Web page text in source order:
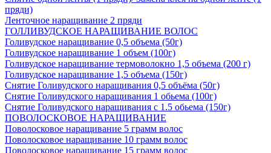
пряди)
Ленточное наращивание 2 пряди
ГОЛЛИВУДСКОЕ НАРАЩИВАНИЕ ВОЛОС
Голивудское наращивание 0,5 объема (50г)
Голивудское наращивание 1 объем (100г)
Голивудское наращивание термоволокно 1,5 объема (200 г)
Голивудское наращивание 1,5 объема (150г)
Снятие Голивудского наращивания 0,5 объёма (50г)
Снятие Голивудского наращивания 1 обьема (100г)
Снятие Голивудского наращивания с 1.5 обьема (150г)
ПОВОЛОСКОВОЕ НАРАЩИВАНИЕ
Поволосковое наращивание 5 грамм волос
Поволосковое наращивание 10 грамм волос
Поволосковое наращивание 15 грамм волос